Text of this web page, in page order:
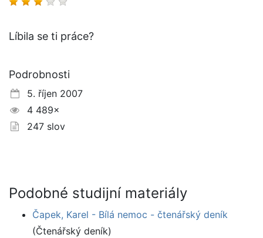
Líbila se ti práce?
Podrobnosti
5. říjen 2007
4 489×
247 slov
Podobné studijní materiály
Čapek, Karel - Bílá nemoc - čtenářský deník
(Čtenářský deník)